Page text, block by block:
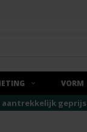
VORM